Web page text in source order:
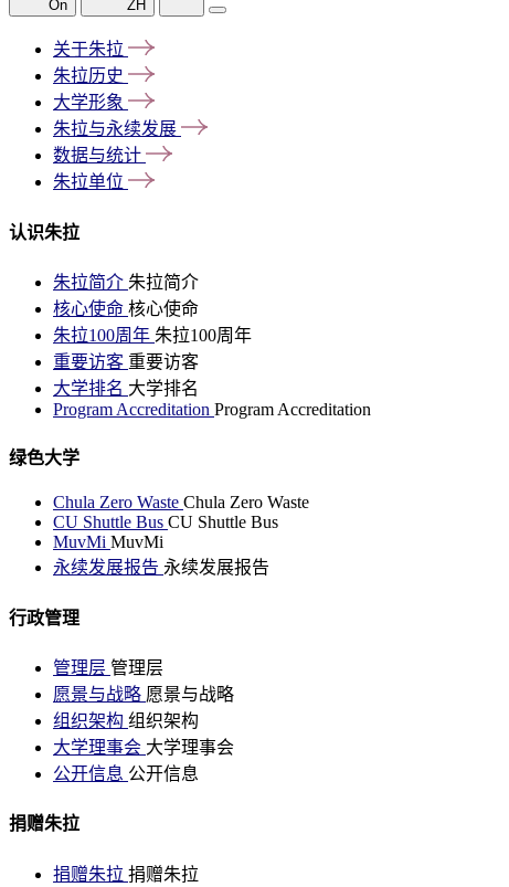
On ZH
关于朱拉
朱拉历史
大学形象
朱拉与永续发展
数据与统计
朱拉单位
认识朱拉
朱拉简介 朱拉简介
核心使命 核心使命
朱拉100周年 朱拉100周年
重要访客 重要访客
大学排名 大学排名
Program Accreditation Program Accreditation
绿色大学
Chula Zero Waste Chula Zero Waste
CU Shuttle Bus CU Shuttle Bus
MuvMi MuvMi
永续发展报告 永续发展报告
行政管理
管理层 管理层
愿景与战略 愿景与战略
组织架构 组织架构
大学理事会 大学理事会
公开信息 公开信息
捐赠朱拉
捐赠朱拉 捐赠朱拉